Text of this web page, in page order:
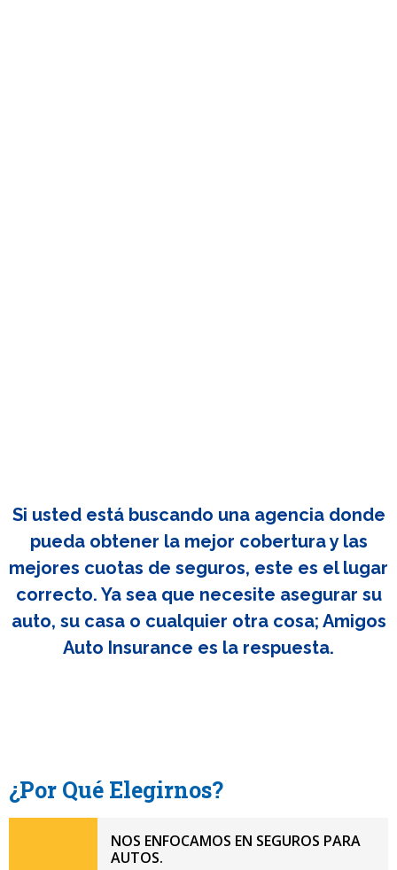
Si usted está buscando una agencia donde
pueda obtener la mejor cobertura y las
mejores cuotas de seguros, este es el lugar
correcto. Ya sea que necesite asegurar su
auto, su casa o cualquier otra cosa; Amigos
Auto Insurance es la respuesta.
¿Por Qué Elegirnos?
NOS ENFOCAMOS EN SEGUROS PARA
AUTOS.